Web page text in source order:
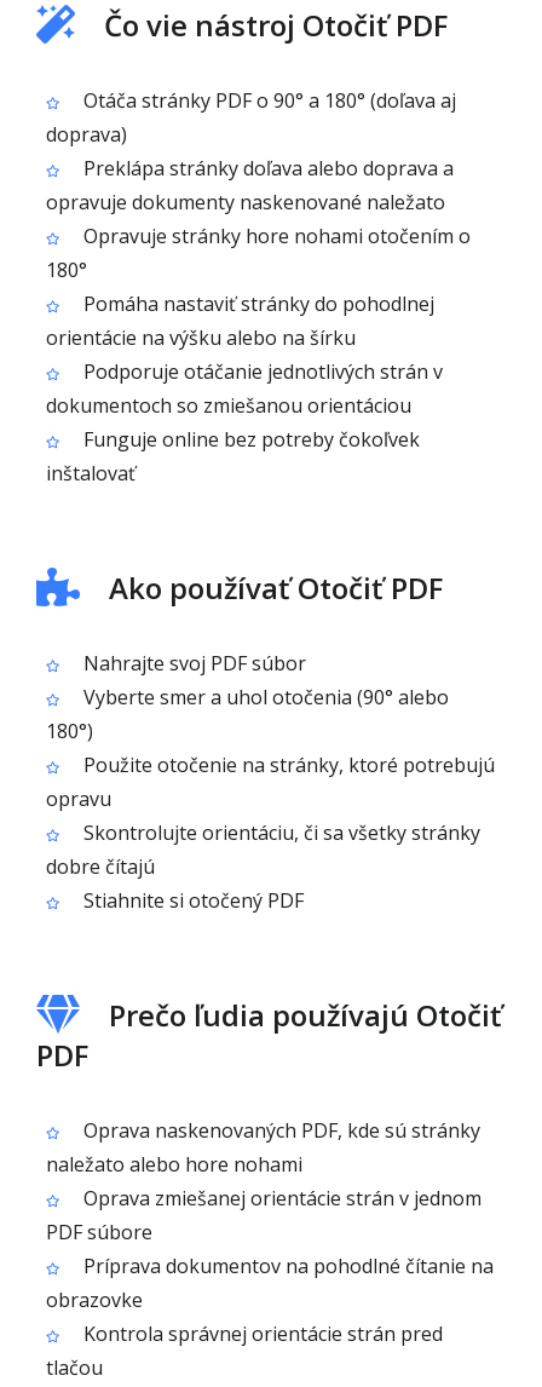
Čo vie nástroj Otočiť PDF
Otáča stránky PDF o 90° a 180° (doľava aj
doprava)
Preklápa stránky doľava alebo doprava a
opravuje dokumenty naskenované naležato
Opravuje stránky hore nohami otočením o
180°
Pomáha nastaviť stránky do pohodlnej
orientácie na výšku alebo na šírku
Podporuje otáčanie jednotlivých strán v
dokumentoch so zmiešanou orientáciou
Funguje online bez potreby čokoľvek
inštalovať
Ako používať Otočiť PDF
Nahrajte svoj PDF súbor
Vyberte smer a uhol otočenia (90° alebo
180°)
Použite otočenie na stránky, ktoré potrebujú
opravu
Skontrolujte orientáciu, či sa všetky stránky
dobre čítajú
Stiahnite si otočený PDF
Prečo ľudia používajú Otočiť
PDF
Oprava naskenovaných PDF, kde sú stránky
naležato alebo hore nohami
Oprava zmiešanej orientácie strán v jednom
PDF súbore
Príprava dokumentov na pohodlné čítanie na
obrazovke
Kontrola správnej orientácie strán pred
tlačou